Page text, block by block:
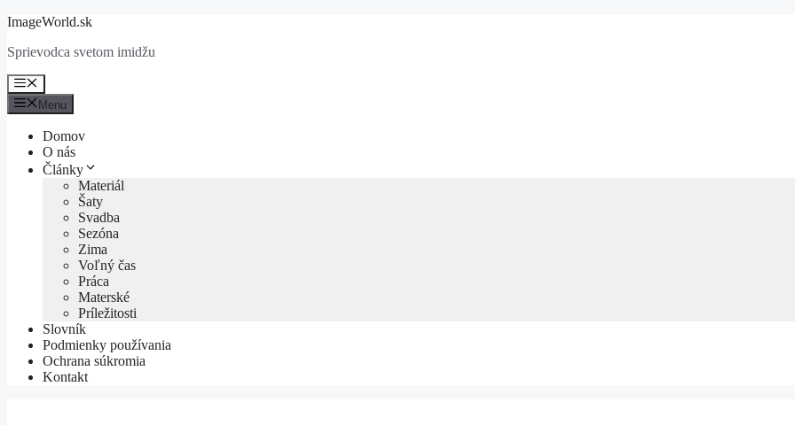
Preskočiť
obsah
ImageWorld.sk
Sprievodca svetom imidžu
Menu
Menu
Domov
O nás
Články
Materiál
Šaty
Svadba
Sezóna
Zima
Voľný čas
Práca
Materské
Príležitosti
Slovník
Podmienky používania
Ochrana súkromia
Kontakt